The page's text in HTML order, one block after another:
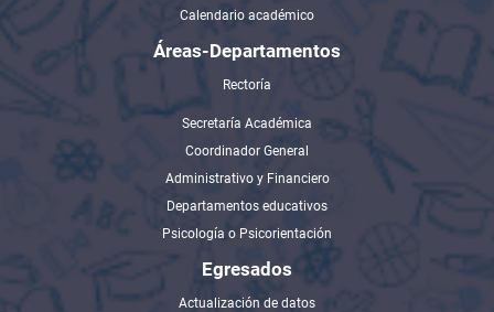
Calendario académico
Áreas-Departamentos
Rectoría
Secretaría Académica
Coordinador General
Administrativo y Financiero
Departamentos educativos
Psicología o Psicorientación
Egresados
Actualización de datos